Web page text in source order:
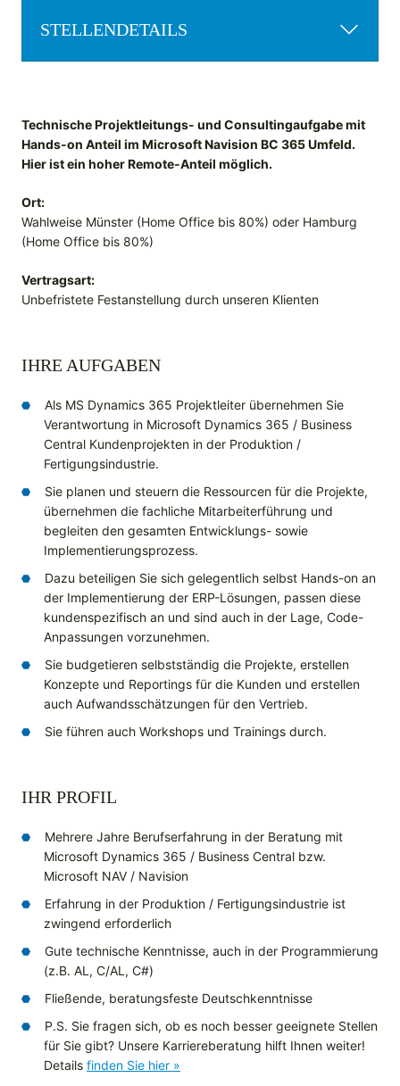
STELLENDETAILS
Technische Projektleitungs- und Consultingaufgabe mit
Hands-on Anteil im Microsoft Navision BC 365 Umfeld.
Hier ist ein hoher Remote-Anteil möglich.
Ort:
Wahlweise Münster (Home Office bis 80%) oder Hamburg
(Home Office bis 80%)
Vertragsart:
Unbefristete Festanstellung durch unseren Klienten
IHRE AUFGABEN
Als MS Dynamics 365 Projektleiter übernehmen Sie
Verantwortung in Microsoft Dynamics 365 / Business
Central Kundenprojekten in der Produktion /
Fertigungsindustrie.
Sie planen und steuern die Ressourcen für die Projekte,
übernehmen die fachliche Mitarbeiterführung und
begleiten den gesamten Entwicklungs- sowie
Implementierungsprozess.
Dazu beteiligen Sie sich gelegentlich selbst Hands-on an
der Implementierung der ERP-Lösungen, passen diese
kundenspezifisch an und sind auch in der Lage, Code-
Anpassungen vorzunehmen.
Sie budgetieren selbstständig die Projekte, erstellen
Konzepte und Reportings für die Kunden und erstellen
auch Aufwandsschätzungen für den Vertrieb.
Sie führen auch Workshops und Trainings durch.
IHR PROFIL
Mehrere Jahre Berufserfahrung in der Beratung mit
Microsoft Dynamics 365 / Business Central bzw.
Microsoft NAV / Navision
Erfahrung in der Produktion / Fertigungsindustrie ist
zwingend erforderlich
Gute technische Kenntnisse, auch in der Programmierung
(z.B. AL, C/AL, C#)
Fließende, beratungsfeste Deutschkenntnisse
P.S. Sie fragen sich, ob es noch besser geeignete Stellen
für Sie gibt? Unsere Karriereberatung hilft Ihnen weiter!
Details finden Sie hier »